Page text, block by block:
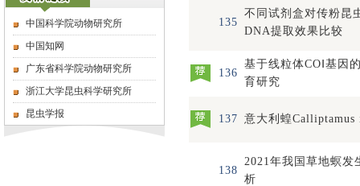
中国科学院动物研究所
中国知网
广东省科学院动物研究所
浙江大学昆虫科学研究所
昆虫学报
135
不同试剂盒对传粉昆
DNA提取效果比较
136
基于线粒体COⅠ基因
育研究
137 意大利蝗
138
2021年我国草地螟发
析